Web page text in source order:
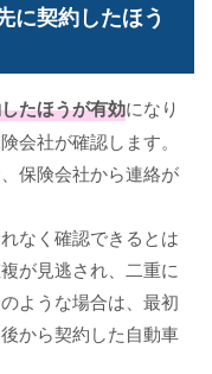
に契約したほう
たほうが有効になり
会社が確認します。
保険会社から連絡が
なく確認できるとは
が見逃され、二重に
ような場合は、最初
から契約した自動車